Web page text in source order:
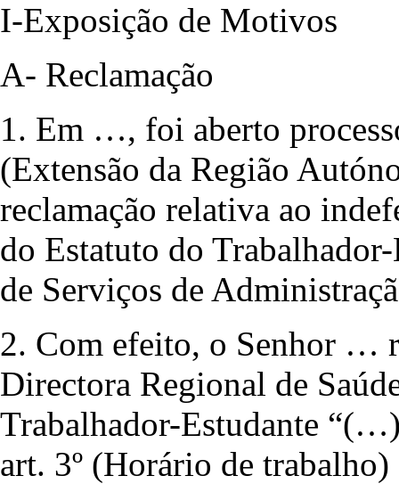
I-Exposição de Motivos
A- Reclamação
1. Em …, foi aberto
(Extensão da Região
reclamação relativa ao
do Estatuto do
de Serviços de
2. Com efeito, o Senhor …
Directora Regional de
Trabalhador-Estudante
art. 3º (Horário de trabalho)